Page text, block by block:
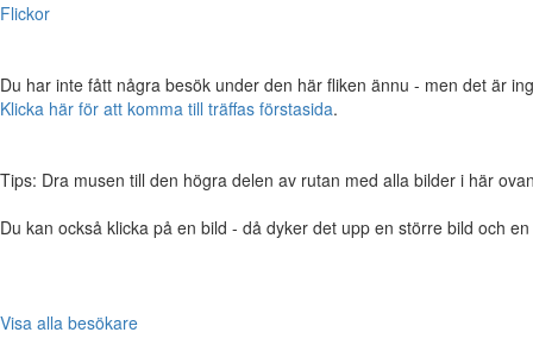
Flickor
Du har inte fått några besök under den här fliken ännu - men det är
Klicka här för att komma till träffas förstasida.
Tips: Dra musen till den högra delen av rutan med alla bilder i här
Du kan också klicka på en bild - då dyker det upp en större bild och
Visa alla besökare